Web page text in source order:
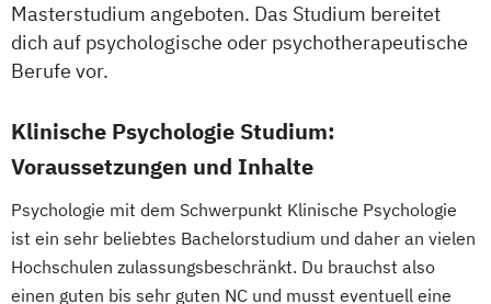
Masterstudium angeboten. Das Studium bereitet
dich auf psychologische oder psychotherapeutische
Berufe vor.
Klinische Psychologie Studium:
Voraussetzungen und Inhalte
Psychologie mit dem Schwerpunkt Klinische Psychologie
ist ein sehr beliebtes Bachelorstudium und daher an vielen
Hochschulen zulassungsbeschränkt. Du brauchst also
einen guten bis sehr guten NC und musst eventuell eine